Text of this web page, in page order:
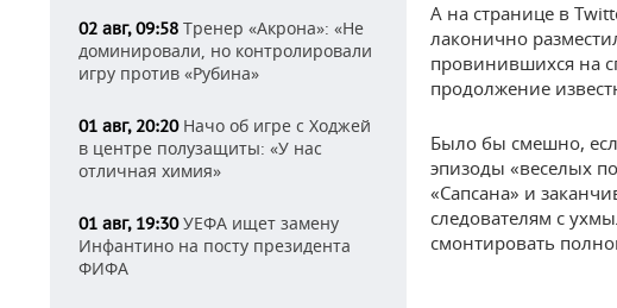
02 авг, 09:58 Тренер «Акрона»: «Не
доминировали, но контролировали
игру против «Рубина»
01 авг, 20:20Начо об игре с Ходжей
в центре полузащиты: «У нас
отличная химия»
01 авг, 19:30УЕФА ищет замену
Инфантино на посту президента
ФИФА
А на странице в
лаконично
провинившихся на
продолжение
Было бы смешно,
эпизоды «веселых
«Сапсана» и
следователям с
смонтировать